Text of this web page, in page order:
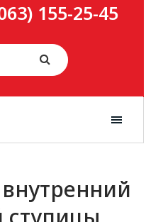
155-25-45